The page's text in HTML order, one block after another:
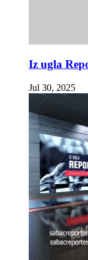
Iz ugla
Jul 30, 2025